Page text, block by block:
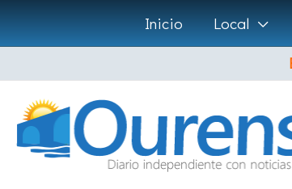
Ir
al
contenido
Inicio Local